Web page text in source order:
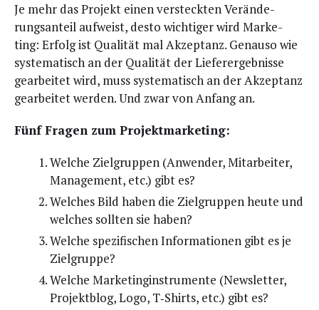
Je mehr das Pro­jekt einen ver­steck­ten Ver­än­de­
rungs­an­teil auf­weist, des­to wich­ti­ger wird Mar­ke­
ting: Erfolg ist Qua­li­tät mal Akzep­tanz. Genau­so wie
sys­te­ma­tisch an der Qua­li­tät der Lie­fer­ergeb­nis­se
gear­bei­tet wird, muss sys­te­ma­tisch an der Akzep­tanz
gear­bei­tet wer­den. Und zwar von Anfang an.
Fünf Fra­gen zum Projektmarketing:
Wel­che Ziel­grup­pen (Anwen­der, Mit­ar­bei­ter,
Manage­ment, etc.) gibt es?
Wel­ches Bild haben die Ziel­grup­pen heu­te und
wel­ches soll­ten sie haben?
Wel­che spe­zi­fi­schen Infor­ma­tio­nen gibt es je
Zielgruppe?
Wel­che Mar­ke­ting­in­stru­men­te (News­let­ter,
Pro­jekt­blog, Logo, T‑Shirts, etc.) gibt es?